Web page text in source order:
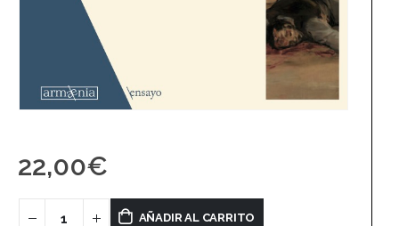
22,00€
AÑADIR AL CARRITO